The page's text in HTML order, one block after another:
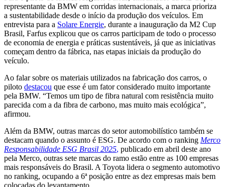
representante da BMW em corridas internacionais, a marca prioriza
a sustentabilidade desde o início da produção dos veículos. Em
entrevista para a Solare Energie, durante a inauguração da M2 Cup
Brasil, Farfus explicou que os carros participam de todo o processo
de economia de energia e práticas sustentáveis, já que as iniciativas
começam dentro da fábrica, nas etapas iniciais da produção do
veículo.
Ao falar sobre os materiais utilizados na fabricação dos carros, o
piloto destacou que esse é um fator considerado muito importante
pela BMW. “Temos um tipo de fibra natural com resistência muito
parecida com a da fibra de carbono, mas muito mais ecológica”,
afirmou.
Além da BMW, outras marcas do setor automobilístico também se
destacam quando o assunto é ESG. De acordo com o ranking Merco
Responsabilidade ESG Brasil 2025, publicado em abril deste ano
pela Merco, outras sete marcas do ramo estão entre as 100 empresas
mais responsáveis do Brasil. A Toyota lidera o segmento automotivo
no ranking, ocupando a 6ª posição entre as dez empresas mais bem
colocadas do levantamento.